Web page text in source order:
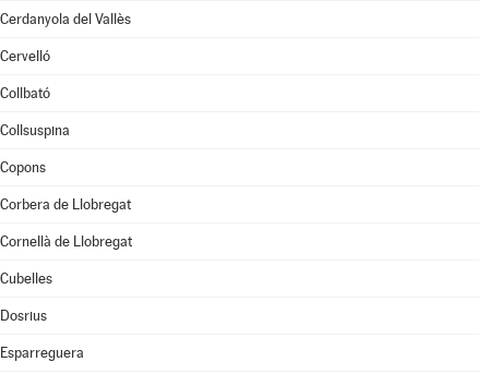
Cerdanyola del Vallès
Cervelló
Collbató
Collsuspina
Copons
Corbera de Llobregat
Cornellà de Llobregat
Cubelles
Dosrius
Esparreguera